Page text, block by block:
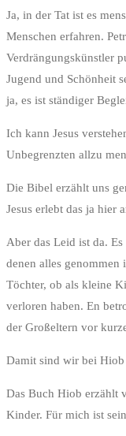
Ja, in der Tat ist es
Menschen erfahren.
Verdrängungskünstler
Jugend und Schönheit
ja, es ist ständiger
Ich kann Jesus
Unbegrenzten allzu
Die Bibel erzählt uns
Jesus erlebt das ja hier
Aber das Leid ist da.
denen alles genommen
Töchter, ob als kleine
verloren haben. En
der Großeltern vor
Damit sind wir bei Hiob
Das Buch Hiob erzählt
Kinder. Für mich ist